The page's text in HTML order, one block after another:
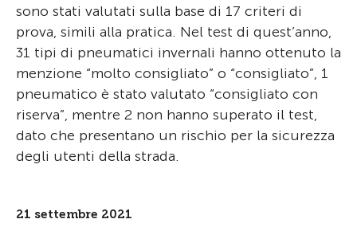
sono stati valutati sulla base di 17 criteri di
prova, simili alla pratica. Nel test di quest’anno,
31 tipi di pneumatici invernali hanno ottenuto la
menzione “molto consigliato” o “consigliato”, 1
pneumatico è stato valutato “consigliato con
riserva”, mentre 2 non hanno superato il test,
dato che presentano un rischio per la sicurezza
degli utenti della strada.
21 settembre 2021